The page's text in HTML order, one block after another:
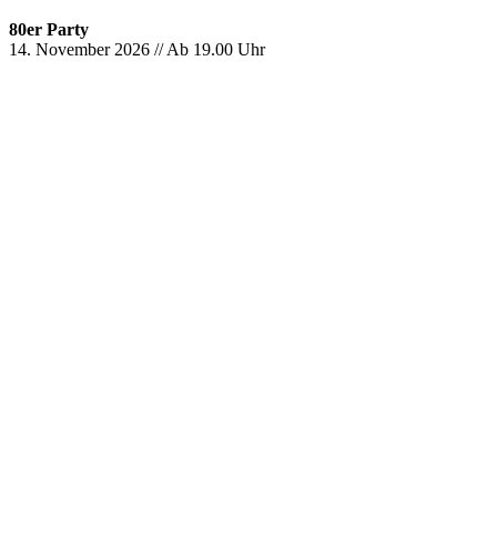
80er Party
14. November 2026 // Ab 19.00 Uhr